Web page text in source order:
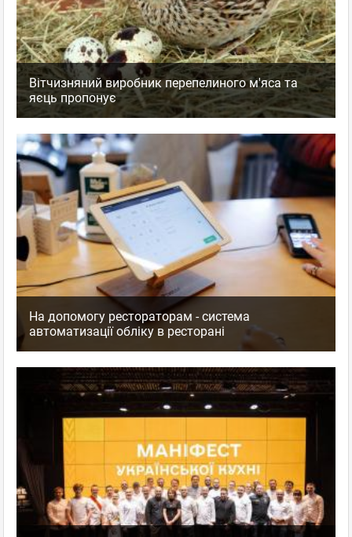
Вітчизняний виробник перепелиного м'яса та
яєць пропонує
На допомогу рестораторам - система
автоматизації обліку в ресторані